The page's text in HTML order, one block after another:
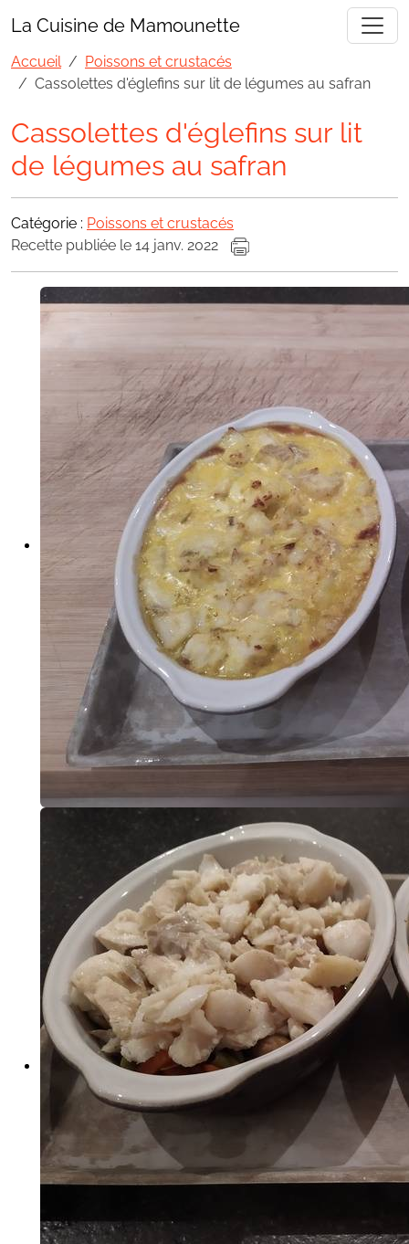
La Cuisine de Mamounette
Accueil
Poissons et crustacés
Cassolettes d'églefins sur lit de légumes au safran
Cassolettes d'églefins sur lit
de légumes au safran
Catégorie : Poissons et crustacés
Recette publiée le 14 janv. 2022